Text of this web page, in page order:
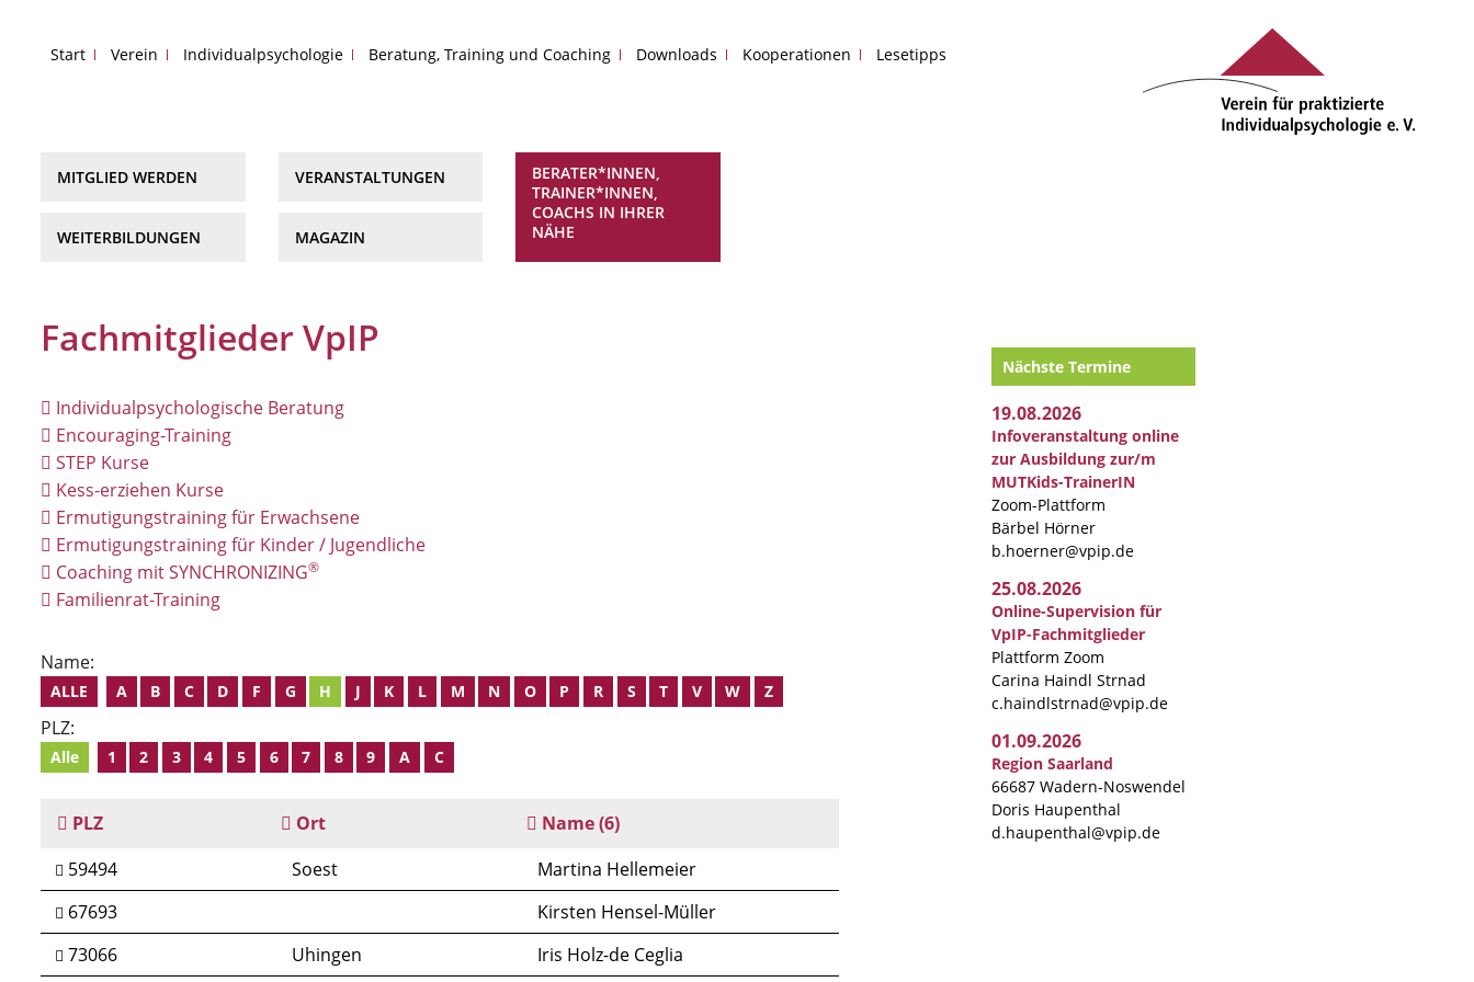
Start Verein Individualpsychologie Beratung, Training und Coaching Downloads Kooperationen Lesetipps
MITGLIED WERDEN
WEITERBILDUNGEN
VERANSTALTUNGEN
MAGAZIN
BERATER*INNEN,
TRAINER*INNEN,
COACHS IN IHRER
NÄHE
Fachmitglieder VpIP
Individualpsychologische Beratung
Encouraging-Training
STEP Kurse
Kess-erziehen Kurse
Ermutigungstraining für Erwachsene
Ermutigungstraining für Kinder / Jugendliche
Coaching mit SYNCHRONIZING®
Familienrat-Training
Name:
ALLE A B C D F G H J K L M N O P R S T V W Z
PLZ:
Alle 1 2 3 4 5 6 7 8 9 A C
PLZ Ort Name(6)
59494
Soest
Martina Hellemeier
67693
Kirsten Hensel-Müller
73066
Uhingen Iris Holz-de Ceglia
Nächste Termine
19.08.2026
Infoveranstaltung online
zur Ausbildung zur/m
MUTKids-TrainerIN
Zoom-Plattform
Bärbel Hörner
b.hoerner@vpip.de
25.08.2026
Online-Supervision für
VpIP-Fachmitglieder
Plattform Zoom
Carina Haindl Strnad
c.haindlstrnad@vpip.de
01.09.2026
Region Saarland
66687 Wadern-Noswendel
Doris Haupenthal
d.haupenthal@vpip.de